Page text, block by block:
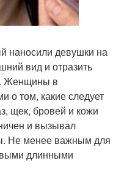
наносили девушки на
вид и отразить
Женщины в
о том, какие следует
щек, бровей и кожи
и вызывал
Не менее важным для
длинными